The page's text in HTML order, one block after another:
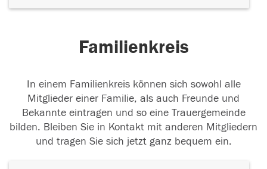
Familienkreis
In einem Familienkreis können sich sowohl alle
Mitglieder einer Familie, als auch Freunde und
Bekannte eintragen und so eine Trauergemeinde
bilden. Bleiben Sie in Kontakt mit anderen Mitgliedern
und tragen Sie sich jetzt ganz bequem ein.